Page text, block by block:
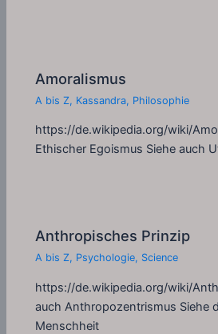
Amoralismus
A bis Z, Kassandra, Philosophie
https://de.wikipedia.org/wiki/
Ethischer Egoismus Siehe auch
Anthropisches Prinzip
A bis Z, Psychologie, Science
https://de.wikipedia.org/wiki/
auch Anthropozentrismus Siehe
Menschheit